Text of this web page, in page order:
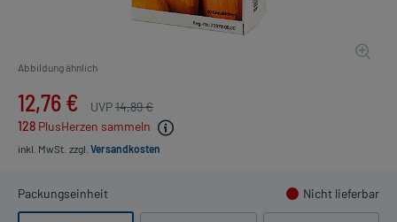
Abbildung ähnlich
12,76 € UVP14,89 €
128 PlusHerzen sammeln
inkl. MwSt. zzgl. Versandkosten
Packungseinheit Nicht lieferbar